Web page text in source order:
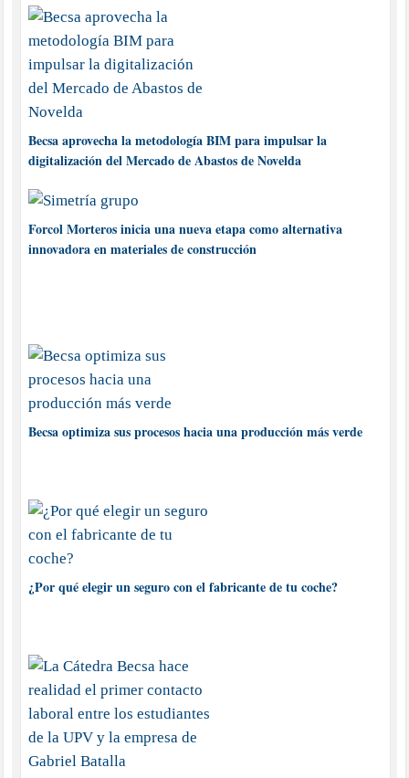
Becsa aprovecha la metodología BIM para impulsar la
digitalización del Mercado de Abastos de Novelda
Forcol Morteros inicia una nueva etapa como alternativa
innovadora en materiales de construcción
Becsa optimiza sus procesos hacia una producción más verde
¿Por qué elegir un seguro con el fabricante de tu coche?